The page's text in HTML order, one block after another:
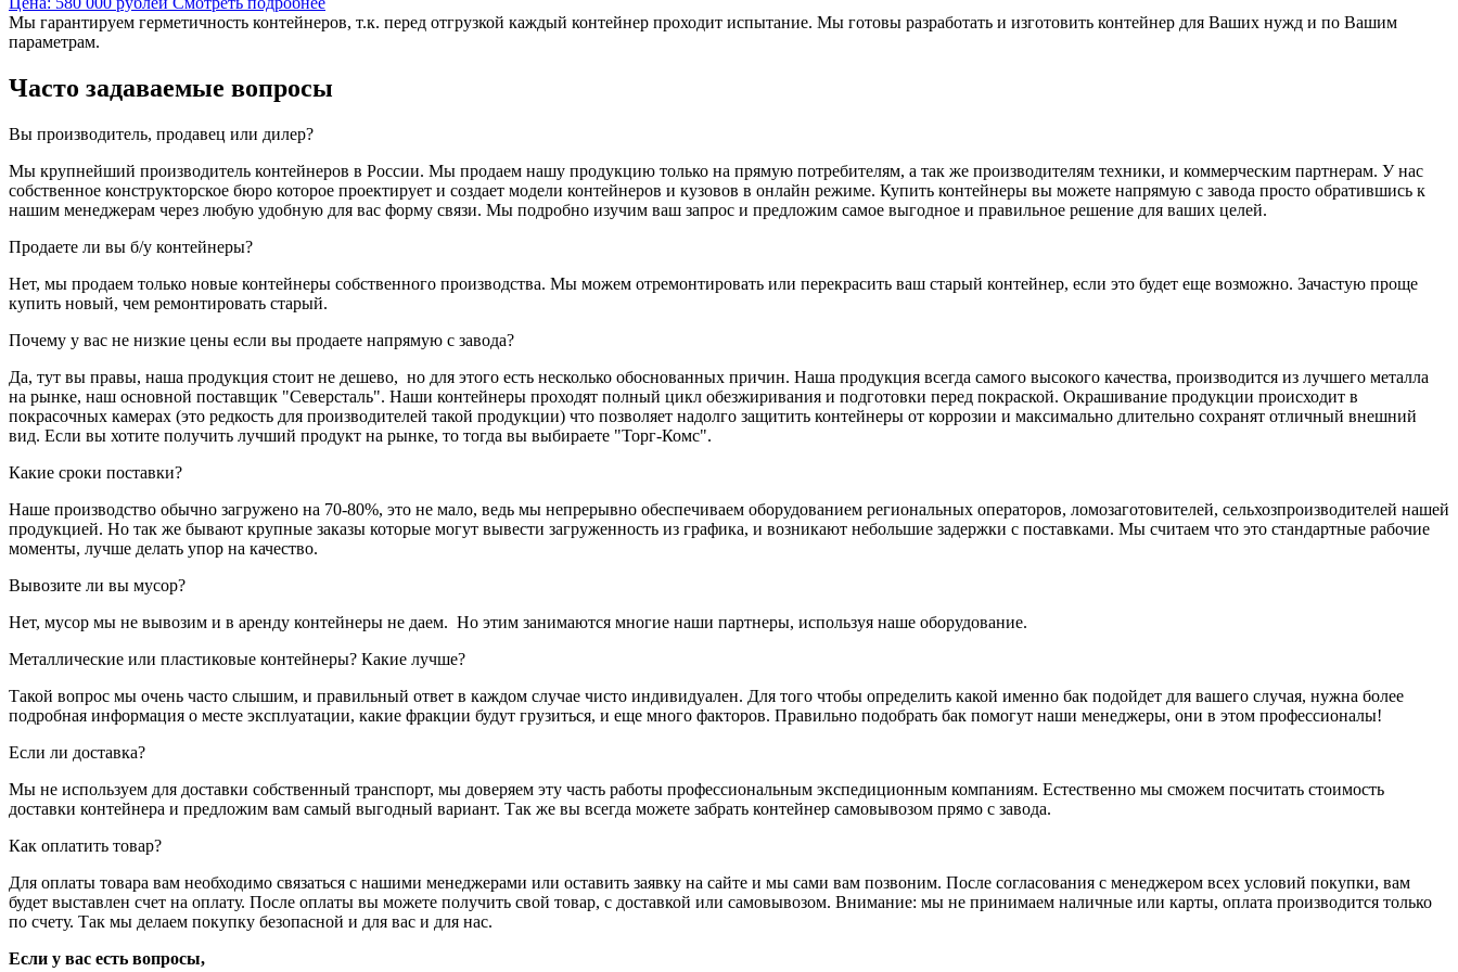
Мы гарантируем герметичность контейнеров, т.к. перед отгрузкой каждый контейнер проходит испытание. Мы готовы разработать и изготовить контейнер для Ваших нужд и по Вашим
параметрам.
Часто задаваемые вопросы
Вы производитель, продавец или дилер?
Мы крупнейший производитель контейнеров в России. Мы продаем нашу продукцию только на прямую потребителям, а так же производителям техники, и коммерческим партнерам. У нас
собственное конструкторское бюро которое проектирует и создает модели контейнеров и кузовов в онлайн режиме. Купить контейнеры вы можете напрямую с завода просто обратившись к
нашим менеджерам через любую удобную для вас форму связи. Мы подробно изучим ваш запрос и предложим самое выгодное и правильное решение для ваших целей.
Продаете ли вы б/у контейнеры?
Нет, мы продаем только новые контейнеры собственного производства. Мы можем отремонтировать или перекрасить ваш старый контейнер, если это будет еще возможно. Зачастую проще
купить новый, чем ремонтировать старый.
Почему у вас не низкие цены если вы продаете напрямую с завода?
Да, тут вы правы, наша продукция стоит не дешево, но для этого есть несколько обоснованных причин. Наша продукция всегда самого высокого качества, производится из лучшего металла
на рынке, наш основной поставщик "Северсталь". Наши контейнеры проходят полный цикл обезжиривания и подготовки перед покраской. Окрашивание продукции происходит в
покрасочных камерах (это редкость для производителей такой продукции) что позволяет надолго защитить контейнеры от коррозии и максимально длительно сохранят отличный внешний
вид. Если вы хотите получить лучший продукт на рынке, то тогда вы выбираете "Торг-Комс".
Какие сроки поставки?
Наше производство обычно загружено на 70-80%, это не мало, ведь мы непрерывно обеспечиваем оборудованием региональных операторов, ломозаготовителей, сельхозпроизводителей нашей
продукцией. Но так же бывают крупные заказы которые могут вывести загруженность из графика, и возникают небольшие задержки с поставками. Мы считаем что это стандартные рабочие
моменты, лучше делать упор на качество.
Вывозите ли вы мусор?
Нет, мусор мы не вывозим и в аренду контейнеры не даем. Но этим занимаются многие наши партнеры, используя наше оборудование.
Металлические или пластиковые контейнеры? Какие лучше?
Такой вопрос мы очень часто слышим, и правильный ответ в каждом случае чисто индивидуален. Для того чтобы определить какой именно бак подойдет для вашего случая, нужна более
подробная информация о месте эксплуатации, какие фракции будут грузиться, и еще много факторов. Правильно подобрать бак помогут наши менеджеры, они в этом профессионалы!
Если ли доставка?
Мы не используем для доставки собственный транспорт, мы доверяем эту часть работы профессиональным экспедиционным компаниям. Естественно мы сможем посчитать стоимость
доставки контейнера и предложим вам самый выгодный вариант. Так же вы всегда можете забрать контейнер самовывозом прямо с завода.
Как оплатить товар?
Для оплаты товара вам необходимо связаться с нашими менеджерами или оставить заявку на сайте и мы сами вам позвоним. После согласования с менеджером всех условий покупки, вам
будет выставлен счет на оплату. После оплаты вы можете получить свой товар, с доставкой или самовывозом. Внимание: мы не принимаем наличные или карты, оплата производится только
по счету. Так мы делаем покупку безопасной и для вас и для нас.
Если у вас есть вопросы,